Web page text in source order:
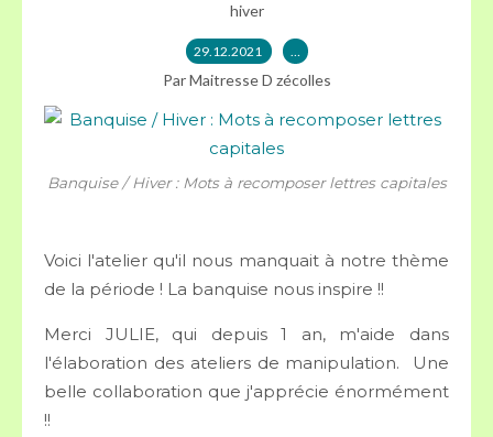
hiver
29.12.2021 …
Par Maitresse D zécolles
Banquise / Hiver : Mots à recomposer lettres capitales
Voici l'atelier qu'il nous manquait à notre thème
de la période ! La banquise nous inspire !!
Merci JULIE, qui depuis 1 an, m'aide dans
l'élaboration des ateliers de manipulation. Une
belle collaboration que j'apprécie énormément
!!